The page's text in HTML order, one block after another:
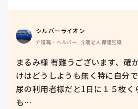
シルバーライオン
介護職・ヘルパー, 介護老人保健施設
まるみ様 有難うございます、確
けはどうしようも無く特に自分
尿の利用者様だと1日に１５枚く
も…